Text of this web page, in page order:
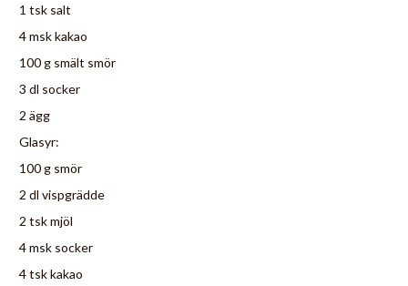
1 tsk salt
4 msk kakao
100 g smält smör
3 dl socker
2 ägg
Glasyr:
100 g smör
2 dl vispgrädde
2 tsk mjöl
4 msk socker
4 tsk kakao